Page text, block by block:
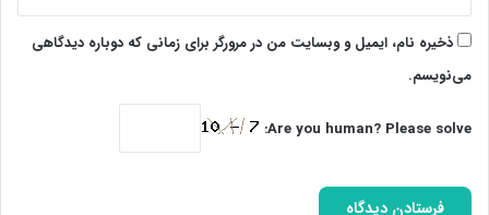
ذخیره نام، ایمیل و وبسایت من در مرورگر برای زمانی که دوباره دیدگاهی
می‌نویسم.
Are you human? Please solve: